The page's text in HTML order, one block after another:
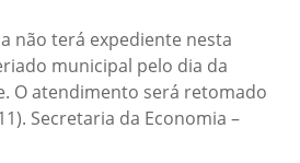
não terá expediente nesta
municipal pelo dia da
O atendimento será retomado
Secretaria da Economia –